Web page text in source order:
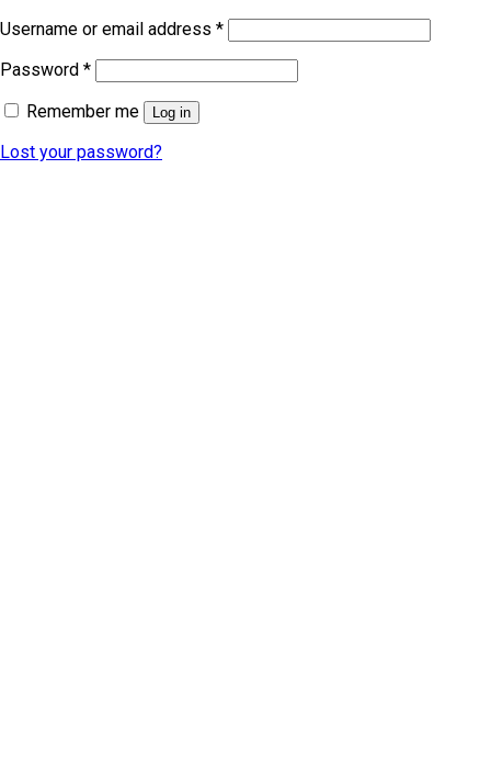
Username or email address *
Password *
Remember me
Log in
Lost your password?